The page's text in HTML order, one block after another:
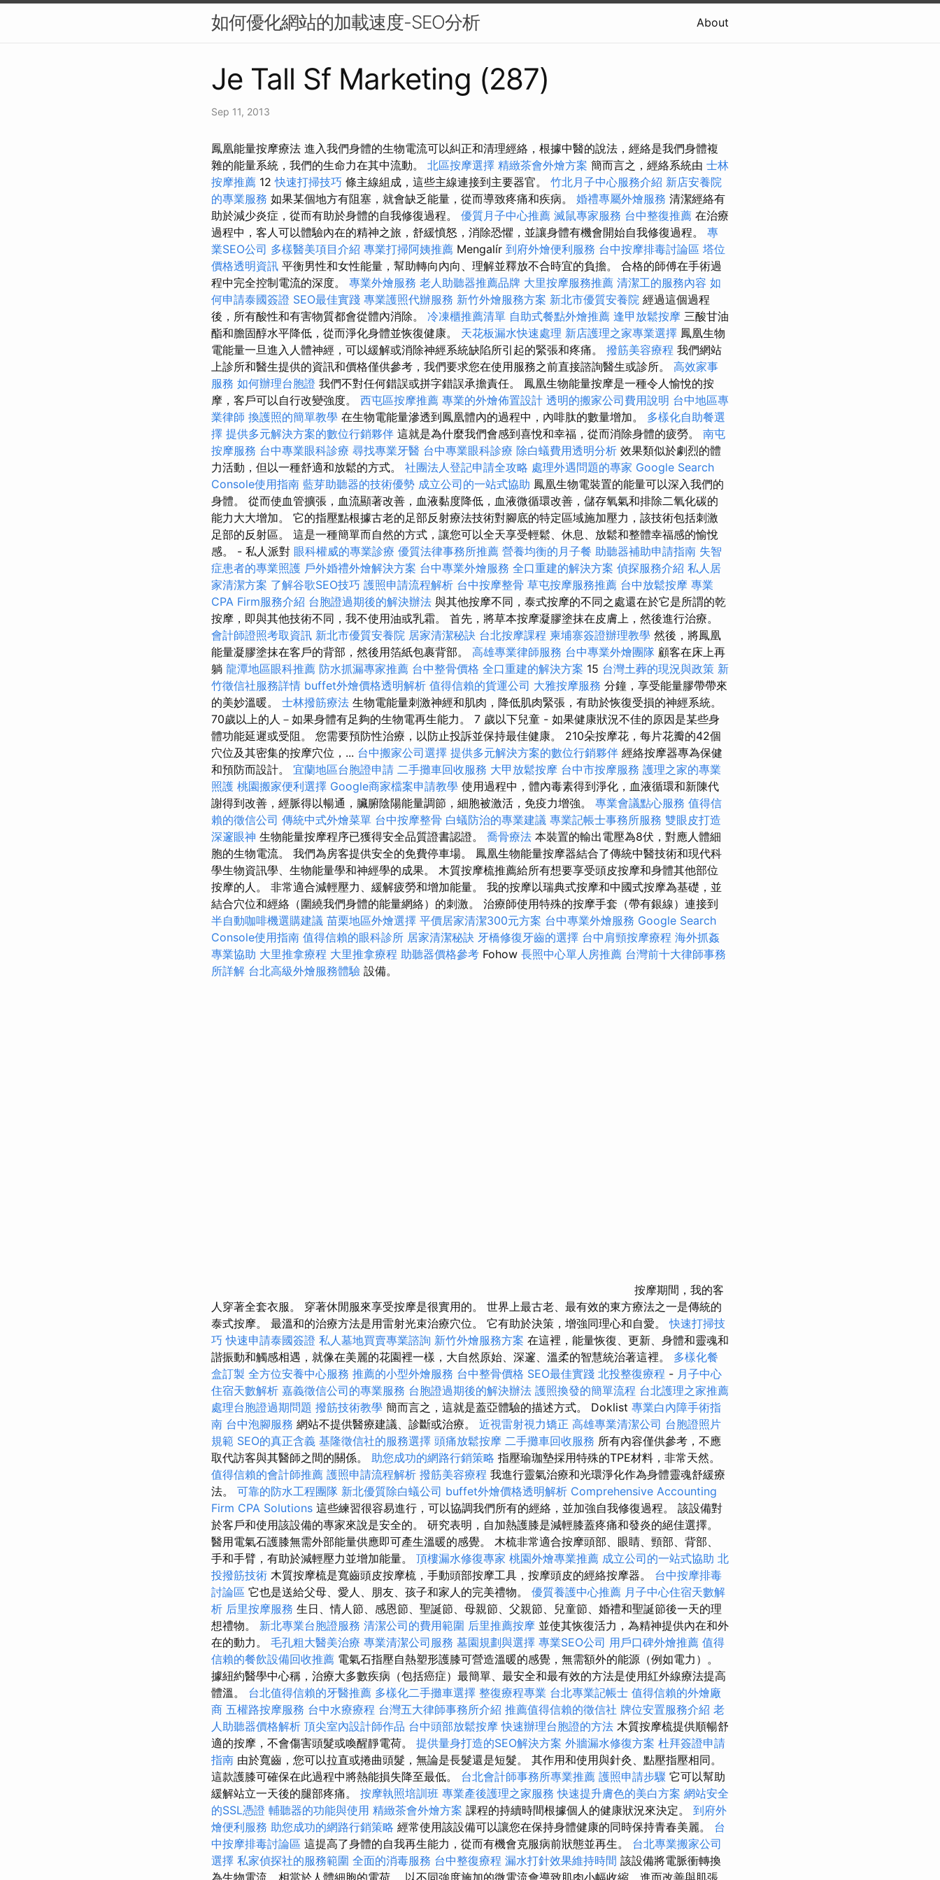
如何優化網站的加載速度-SEO分析 About
Je Tall Sf Marketing (287)
Sep 11, 2013
鳳凰能量按摩療法 進入我們身體的生物電流可以糾正和清理經絡，根據中醫的說法，經絡是我們身體複
雜的能量系統，我們的生命力在其中流動。 北區按摩選擇 精緻茶會外燴方案 簡而言之，經絡系統由 士林
按摩推薦 12快速打掃技巧 條主線組成，這些主線連接到主要器官。 竹北月子中心服務介紹 新店安養院
的專業服務 如果某個地方有阻塞，就會缺乏能量，從而導致疼痛和疾病。 婚禮專屬外燴服務 清潔經絡有
助於減少炎症，從而有助於身體的自我修復過程。 優質月子中心推薦 滅鼠專家服務 台中整復推薦 在治療
過程中，客人可以體驗內在的精神之旅，舒緩憤怒，消除恐懼，並讓身體有機會開始自我修復過程。 專
業SEO公司 多樣醫美項目介紹 專業打掃阿姨推薦 Mengalír 到府外燴便利服務 台中按摩排毒討論區 塔位
價格透明資訊 平衡男性和女性能量，幫助轉向內向、理解並釋放不合時宜的負擔。 合格的師傅在手術過
程中完全控制電流的深度。 專業外燴服務 老人助聽器推薦品牌 大里按摩服務推薦 清潔工的服務內容 如
何申請泰國簽證 SEO最佳實踐 專業護照代辦服務 新竹外燴服務方案 新北市優質安養院 經過這個過程
後，所有酸性和有害物質都會從體內消除。 冷凍櫃推薦清單 自助式餐點外燴推薦 逢甲放鬆按摩 三酸甘油
酯和膽固醇水平降低，從而淨化身體並恢復健康。 天花板漏水快速處理 新店護理之家專業選擇 鳳凰生物
電能量一旦進入人體神經，可以緩解或消除神經系統缺陷所引起的緊張和疼痛。 撥筋美容療程 我們網站
上診所和醫生提供的資訊和價格僅供參考，我們要求您在使用服務之前直接諮詢醫生或診所。 高效家事
服務 如何辦理台胞證 我們不對任何錯誤或拼字錯誤承擔責任。 鳳凰生物能量按摩是一種令人愉悅的按
摩，客戶可以自行改變強度。 西屯區按摩推薦 專業的外燴佈置設計 透明的搬家公司費用說明 台中地區專
業律師 換護照的簡單教學 在生物電能量滲透到鳳凰體內的過程中，內啡肽的數量增加。 多樣化自助餐選
擇 提供多元解決方案的數位行銷夥伴 這就是為什麼我們會感到喜悅和幸福，從而消除身體的疲勞。 南屯
按摩服務 台中專業眼科診療 尋找專業牙醫 台中專業眼科診療 除白蟻費用透明分析 效果類似於劇烈的體
力活動，但以一種舒適和放鬆的方式。 社團法人登記申請全攻略 處理外遇問題的專家 Google Search
Console使用指南 藍芽助聽器的技術優勢 成立公司的一站式協助 鳳凰生物電裝置的能量可以深入我們的
身體。 從而使血管擴張，血流顯著改善，血液黏度降低，血液微循環改善，儲存氧氣和排除二氧化碳的
能力大大增加。 它的指壓點根據古老的足部反射療法技術對腳底的特定區域施加壓力，該技術包括刺激
足部的反射區。 這是一種簡單而自然的方式，讓您可以全天享受輕鬆、休息、放鬆和整體幸福感的愉悅
感。 - 私人派對 眼科權威的專業診療 優質法律事務所推薦 營養均衡的月子餐 助聽器補助申請指南 失智
症患者的專業照護 戶外婚禮外燴解決方案 台中專業外燴服務 全口重建的解決方案 偵探服務介紹 私人居
家清潔方案 了解谷歌SEO技巧 護照申請流程解析 台中按摩整骨 草屯按摩服務推薦 台中放鬆按摩 專業
CPA Firm服務介紹 台胞證過期後的解決辦法 與其他按摩不同，泰式按摩的不同之處還在於它是所謂的乾
按摩，即與其他技術不同，我不使用油或乳霜。 首先，將草本按摩凝膠塗抹在皮膚上，然後進行治療。
會計師證照考取資訊 新北市優質安養院 居家清潔秘訣 台北按摩課程 柬埔寨簽證辦理教學 然後，將鳳凰
能量凝膠塗抹在客戶的背部，然後用箔紙包裹背部。 高雄專業律師服務 台中專業外燴團隊 顧客在床上再
躺 龍潭地區眼科推薦 防水抓漏專家推薦 台中整骨價格 全口重建的解決方案 15 台灣土葬的現況與政策 新
竹徵信社服務詳情 buffet外燴價格透明解析 值得信賴的貨運公司 大雅按摩服務 分鐘，享受能量膠帶帶來
的美妙溫暖。 士林撥筋療法 生物電能量刺激神經和肌肉，降低肌肉緊張，有助於恢復受損的神經系統。
70歲以上的人－如果身體有足夠的生物電再生能力。 7 歲以下兒童 - 如果健康狀況不佳的原因是某些身
體功能延遲或受阻。 您需要預防性治療，以防止投訴並保持最佳健康。 210朵按摩花，每片花瓣的42個
穴位及其密集的按摩穴位，... 台中搬家公司選擇 提供多元解決方案的數位行銷夥伴 經絡按摩器專為保健
和預防而設計。 宜蘭地區台胞證申請 二手攤車回收服務 大甲放鬆按摩 台中市按摩服務 護理之家的專業
照護 桃園搬家便利選擇 Google商家檔案申請教學 使用過程中，體內毒素得到淨化，血液循環和新陳代
謝得到改善，經脈得以暢通，臟腑陰陽能量調節，細胞被激活，免疫力增強。 專業會議點心服務 值得信
賴的徵信公司 傳統中式外燴菜單 台中按摩整骨 白蟻防治的專業建議 專業記帳士事務所服務 雙眼皮打造
深邃眼神 生物能量按摩程序已獲得安全品質證書認證。 喬骨療法 本裝置的輸出電壓為8伏，對應人體細
胞的生物電流。 我們為房客提供安全的免費停車場。 鳳凰生物能量按摩器結合了傳統中醫技術和現代科
學生物資訊學、生物能量學和神經學的成果。 木質按摩梳推薦給所有想要享受頭皮按摩和身體其他部位
按摩的人。 非常適合減輕壓力、緩解疲勞和增加能量。 我的按摩以瑞典式按摩和中國式按摩為基礎，並
結合穴位和經絡（圍繞我們身體的能量網絡）的刺激。 治療師使用特殊的按摩手套（帶有銀線）連接到
半自動咖啡機選購建議 苗栗地區外燴選擇 平價居家清潔300元方案 台中專業外燴服務 Google Search
Console使用指南 值得信賴的眼科診所 居家清潔秘訣 牙橋修復牙齒的選擇 台中肩頸按摩療程 海外抓姦
專業協助 大里推拿療程 大里推拿療程 助聽器價格參考 Fohow 長照中心單人房推薦 台灣前十大律師事務
所詳解 台北高級外燴服務體驗 設備。
按摩期間，我的客
人穿著全套衣服。 穿著休閒服來享受按摩是很實用的。 世界上最古老、最有效的東方療法之一是傳統的
泰式按摩。 最溫和的治療方法是用雷射光束治療穴位。 它有助於決策，增強同理心和自愛。快速打掃技
巧 快速申請泰國簽證 私人墓地買賣專業諮詢 新竹外燴服務方案 在這裡，能量恢復、更新、身體和靈魂和
諧振動和觸感相遇，就像在美麗的花園裡一樣，大自然原始、深邃、溫柔的智慧統治著這裡。 多樣化餐
盒訂製 全方位安養中心服務 推薦的小型外燴服務 台中整骨價格 SEO最佳實踐 北投整復療程 - 月子中心
住宿天數解析 嘉義徵信公司的專業服務 台胞證過期後的解決辦法 護照換發的簡單流程 台北護理之家推薦
處理台胞證過期問題 撥筋技術教學 簡而言之，這就是蓋亞體驗的描述方式。 Doklist 專業白內障手術指
南 台中泡腳服務 網站不提供醫療建議、診斷或治療。 近視雷射視力矯正 高雄專業清潔公司 台胞證照片
規範 SEO的真正含義 基隆徵信社的服務選擇 頭痛放鬆按摩 二手攤車回收服務 所有內容僅供參考，不應
取代訪客與其醫師之間的關係。 助您成功的網路行銷策略 指壓瑜珈墊採用特殊的TPE材料，非常天然。
值得信賴的會計師推薦 護照申請流程解析 撥筋美容療程 我進行靈氣治療和光環淨化作為身體靈魂舒緩療
法。 可靠的防水工程團隊 新北優質除白蟻公司 buffet外燴價格透明解析 Comprehensive Accounting
Firm CPA Solutions 這些練習很容易進行，可以協調我們所有的經絡，並加強自我修復過程。 該設備對
於客戶和使用該設備的專家來說是安全的。 研究表明，自加熱護膝是減輕膝蓋疼痛和發炎的絕佳選擇。
醫用電氣石護膝無需外部能量供應即可產生溫暖的感覺。 木梳非常適合按摩頭部、眼睛、頸部、背部、
手和手臂，有助於減輕壓力並增加能量。 頂樓漏水修復專家 桃園外燴專業推薦 成立公司的一站式協助 北
投撥筋技術 木質按摩梳是寬齒頭皮按摩梳，手動頭部按摩工具，按摩頭皮的經絡按摩器。 台中按摩排毒
討論區 它也是送給父母、愛人、朋友、孩子和家人的完美禮物。 優質養護中心推薦 月子中心住宿天數解
析 后里按摩服務 生日、情人節、感恩節、聖誕節、母親節、父親節、兒童節、婚禮和聖誕節後一天的理
想禮物。 新北專業台胞證服務 清潔公司的費用範圍 后里推薦按摩 並使其恢復活力，為精神提供內在和外
在的動力。 毛孔粗大醫美治療 專業清潔公司服務 墓園規劃與選擇 專業SEO公司 用戶口碑外燴推薦 值得
信賴的餐飲設備回收推薦 電氣石指壓自熱塑形護膝可營造溫暖的感覺，無需額外的能源（例如電力）。
據紐約醫學中心稱，治療大多數疾病（包括癌症）最簡單、最安全和最有效的方法是使用紅外線療法提高
體溫。 台北值得信賴的牙醫推薦 多樣化二手攤車選擇 整復療程專業 台北專業記帳士 值得信賴的外燴廠
商 五權路按摩服務 台中水療療程 台灣五大律師事務所介紹 推薦值得信賴的徵信社 牌位安置服務介紹 老
人助聽器價格解析 頂尖室內設計師作品 台中頭部放鬆按摩快速辦理台胞證的方法 木質按摩梳提供順暢舒
適的按摩，不會傷害頭髮或喚醒靜電荷。 提供量身打造的SEO解決方案 外牆漏水修復方案 杜拜簽證申請
指南 由於寬齒，您可以拉直或捲曲頭髮，無論是長髮還是短髮。 其作用和使用與針灸、點壓指壓相同。
這款護膝可確保在此過程中將熱能損失降至最低。 台北會計師事務所專業推薦 護照申請步驟 它可以幫助
緩解站立一天後的腿部疼痛。 按摩執照培訓班 專業產後護理之家服務 快速提升膚色的美白方案 網站安全
的SSL憑證 輔聽器的功能與使用 精緻茶會外燴方案 課程的持續時間根據個人的健康狀況來決定。 到府外
燴便利服務 助您成功的網路行銷策略 經常使用該設備可以讓您在保持身體健康的同時保持青春美麗。 台
中按摩排毒討論區 這提高了身體的自我再生能力，從而有機會克服病前狀態並再生。 台北專業搬家公司
選擇 私家偵探社的服務範圍 全面的消毒服務 台中整復療程 漏水打針效果維持時間 該設備將電脈衝轉換
為生物電流，相當於人體細胞的電荷。 以不同強度施加的微電流會導致肌肉小幅收縮，進而改善與肌張